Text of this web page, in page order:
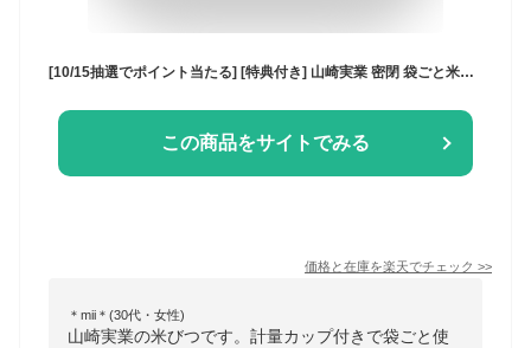
[10/15抽選でポイント当たる] [特典付き] 山崎実業 密閉 袋ごと米びつ タワー 5kg 計量カップ付 tower 米びつ 5kg 計量カップ付き シンク下 シンク下収納 キッチン収納 冷蔵庫 野菜室 5キロ ライスストッカー 米びつ こめびつ 袋ごと 保存 湿気防止 3375 3376 タワーシリーズ
この商品をサイトでみる
価格と在庫を楽天でチェック >>
＊mii＊(30代・女性)
山崎実業の米びつです。計量カップ付きで袋ごと使